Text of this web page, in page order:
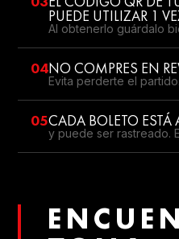
PUEDE UTILIZAR 1
Al obtenerlo guárdalo
04NO COMPRES EN
Evita perderte el partido.
05CADA BOLETO
y puede ser rastreado.